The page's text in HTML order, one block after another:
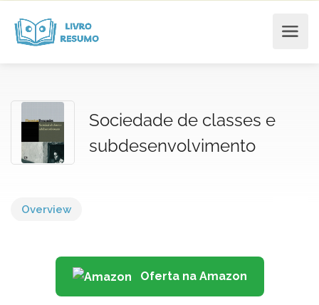
Sociedade de classes e
subdesenvolvimento
Overview
Oferta na Amazon